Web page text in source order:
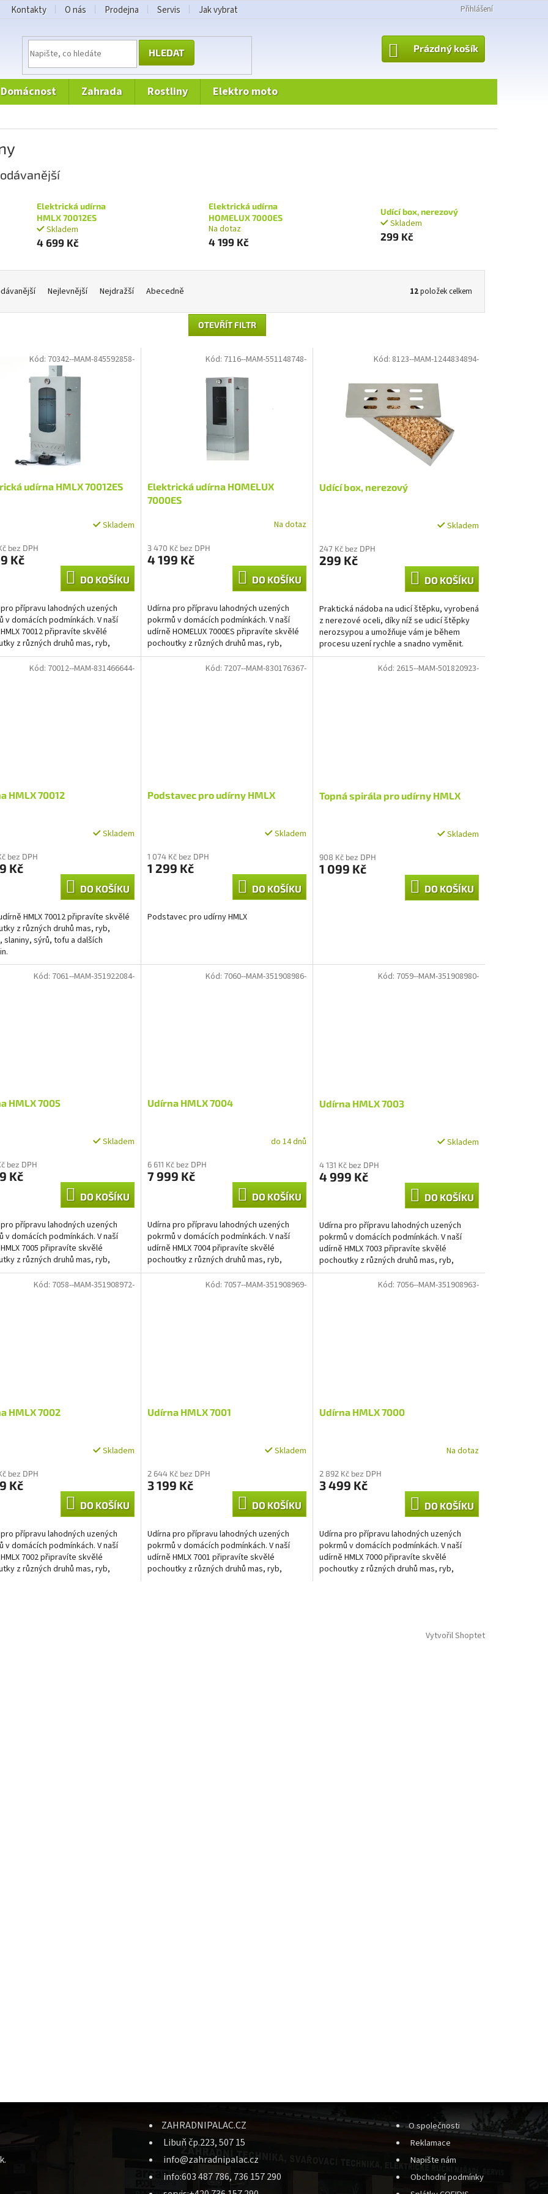
Kontakty O nás Prodejna Servis Jak vybrat Přihlášení
HLEDAT
NÁKUPNÍ
KOŠÍK
Prázdný košík
domácnost zahrada rostliny elektro moto
Elektrická udírna
HMLX 70012ES
Skladem
4 699 Kč
Elektrická udírna
HOMELUX 7000ES
Na dotaz
4 199 Kč
Udící box, nerezový
Skladem
299 Kč
Nejlevnější Nejdražší Abecedně 12položek celkem
OTEVŘÍT FILTR
udírna HMLX 70012ES
Skladem
bez DPH
Kč
DO KOŠÍKU
přípravu lahodných uzených
v domácích podmínkách. V naší
70012 připravíte skvělé
z různých druhů mas, ryb,
slaniny, sýrů, tofu a...
Kód: 70342--MAM-845592858-
Elektrická udírna HOMELUX
7000ES
produktu
je
hvězdiček.
Na dotaz
3 470 Kč bez DPH
4 199 Kč
DO KOŠÍKU
Udírna pro přípravu lahodných uzených
pokrmů v domácích podmínkách. V naší
udírně HOMELUX 7000ES připravíte skvělé
pochoutky z různých druhů mas, ryb,
klobás, slaniny,...
Kód: 7116--MAM-551148748-
Udící box, nerezový
Skladem
247 Kč bez DPH
299 Kč
DO KOŠÍKU
Praktická nádoba na udicí štěpku, vyrobená
z nerezové oceli, díky níž se udicí štěpky
nerozsypou a umožňuje vám je během
procesu uzení rychle a snadno vyměnit.
Kód: 8123--MAM-1244834894-
HMLX 70012
Skladem
bez DPH
Kč
DO KOŠÍKU
HMLX 70012 připravíte skvělé
z různých druhů mas, ryb,
slaniny, sýrů, tofu a dalších
Kód: 70012--MAM-831466644-
Podstavec pro udírny HMLX
Skladem
1 074 Kč bez DPH
1 299 Kč
DO KOŠÍKU
Podstavec pro udírny HMLX
Kód: 7207--MAM-830176367-
Topná spirála pro udírny HMLX
Skladem
908 Kč bez DPH
1 099 Kč
DO KOŠÍKU
Kód: 2615--MAM-501820923-
HMLX 7005
Skladem
bez DPH
Kč
DO KOŠÍKU
přípravu lahodných uzených
v domácích podmínkách. V naší
7005 připravíte skvělé
z různých druhů mas, ryb,
slaniny,...
Kód: 7061--MAM-351922084-
Udírna HMLX 7004
do 14 dnů
6 611 Kč bez DPH
7 999 Kč
DO KOŠÍKU
Udírna pro přípravu lahodných uzených
pokrmů v domácích podmínkách. V naší
udírně HMLX 7004 připravíte skvělé
pochoutky z různých druhů mas, ryb,
klobás, slaniny,...
Kód: 7060--MAM-351908986-
Udírna HMLX 7003
Skladem
4 131 Kč bez DPH
4 999 Kč
DO KOŠÍKU
Udírna pro přípravu lahodných uzených
pokrmů v domácích podmínkách. V naší
udírně HMLX 7003 připravíte skvělé
pochoutky z různých druhů mas, ryb,
klobás, slaniny,...
Kód: 7059--MAM-351908980-
HMLX 7002
Skladem
bez DPH
Kč
DO KOŠÍKU
přípravu lahodných uzených
v domácích podmínkách. V naší
7002 připravíte skvělé
z různých druhů mas, ryb,
Kód: 7058--MAM-351908972-
Udírna HMLX 7001
Skladem
2 644 Kč bez DPH
3 199 Kč
DO KOŠÍKU
Udírna pro přípravu lahodných uzených
pokrmů v domácích podmínkách. V naší
udírně HMLX 7001 připravíte skvělé
pochoutky z různých druhů mas, ryb,
Kód: 7057--MAM-351908969-
Udírna HMLX 7000
Na dotaz
2 892 Kč bez DPH
3 499 Kč
DO KOŠÍKU
Udírna pro přípravu lahodných uzených
pokrmů v domácích podmínkách. V naší
udírně HMLX 7000 připravíte skvělé
pochoutky z různých druhů mas, ryb,
Kód: 7056--MAM-351908963-
Vytvořil Shoptet
ZAHRADNIPALAC.CZ
Libuň čp.223, 507 15
info@zahradnipalac.cz
info:603 487 786, 736 157 290
O společnosti
Reklamace
Napište nám
Obchodní podmínky